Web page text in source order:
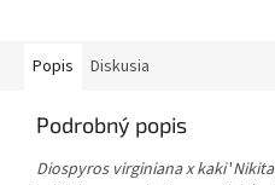
Popis Diskusia
Podrobný popis
Diospyros virginiana x kaki'